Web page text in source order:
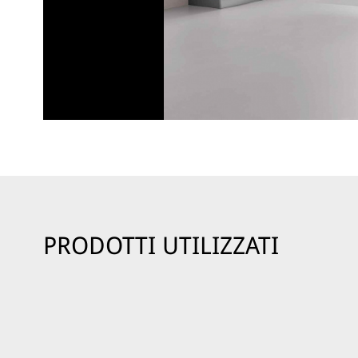
PRODOTTI UTILIZZATI